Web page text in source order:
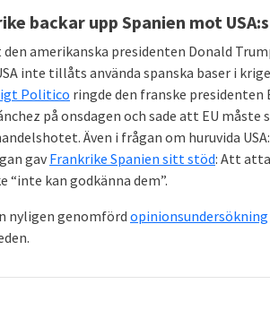
backar upp Spanien mot
amerikanska presidenten Donald
inte tillåts använda spanska baser i
Politico ringde den franske
på onsdagen och sade att EU
Även i frågan om huruvida
gav Frankrike Spanien sitt stöd: Att
“inte kan godkänna dem”.
nyligen genomförd opinionsundersökning